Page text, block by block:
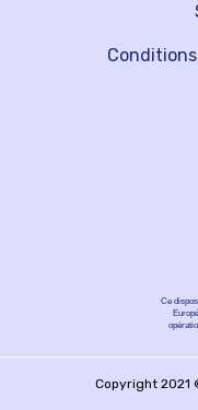
Ce
Copyright 2021